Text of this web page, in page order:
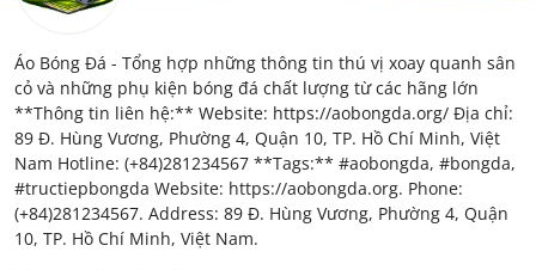
Science Hangouts
My Lab
My Company
School Science
Áo Bóng Đá - Tổng hợp những thông tin thú vị xoay quanh sân
cỏ và những phụ kiện bóng đá chất lượng từ các hãng lớn
**Thông tin liên hệ:** Website: https://aobongda.org/ Địa chỉ:
89 Đ. Hùng Vương, Phường 4, Quận 10, TP. Hồ Chí Minh, Việt
Nam Hotline: (+84)281234567 **Tags:** #aobongda, #bongda,
#tructiepbongda Website: https://aobongda.org. Phone:
(+84)281234567. Address: 89 Đ. Hùng Vương, Phường 4, Quận
10, TP. Hồ Chí Minh, Việt Nam.